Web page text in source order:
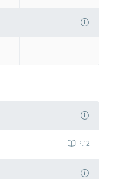
P.12